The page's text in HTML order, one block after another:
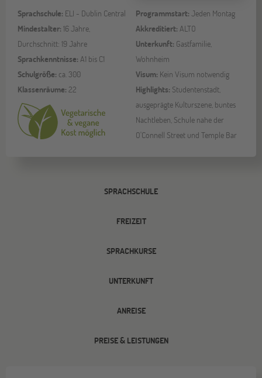
Sprachschule: ELI - Dublin Central
Mindestalter: 16 Jahre,
Durchschnitt: 19 Jahre
Sprachkenntnisse: A1 bis C1
Schulgröße: ca. 300
Klassenräume: 22
Programmstart: Jeden Montag
Akkreditiert: ALTO
Unterkunft: Gastfamilie,
Wohnheim
Visum: Kein Visum notwendig
Highlights: Studentenstadt,
ausgeprägte Kulturszene, buntes
Nachtleben, Schule nahe der
O'Connell Street und Temple Bar
SPRACHSCHULE
FREIZEIT
SPRACHKURSE
UNTERKUNFT
ANREISE
PREISE & LEISTUNGEN